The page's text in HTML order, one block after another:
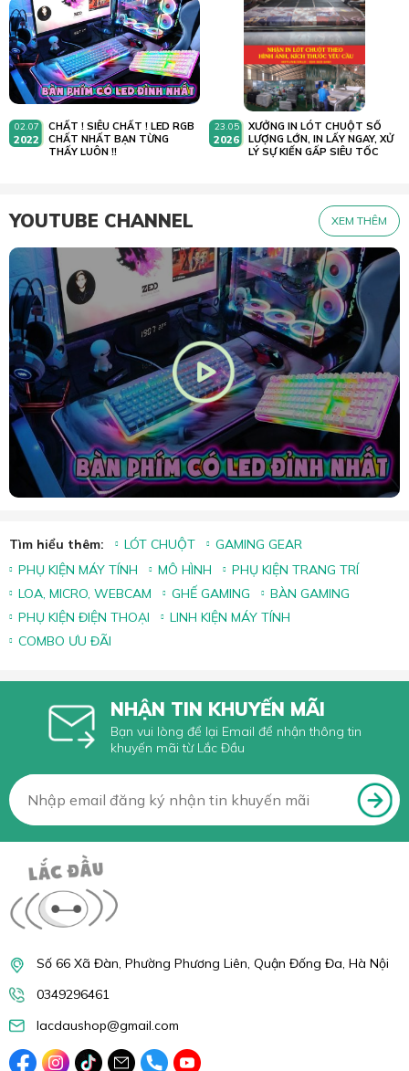
Kích thước sản phẩm
phụ kiện đi kèm để đưa ra lựa chọn hợp lý với nhu cầu sử dụng.
02.07
2022
CHẤT ! SIÊU CHẤT ! LED RGB
CHẤT NHẤT BẠN TỪNG
THẤY LUÔN !!
23.05
2026
XƯỞNG IN LÓT CHUỘT SỐ
LƯỢNG LỚN, IN LẤY NGAY, XỬ
LÝ SỰ KIẾN GẤP SIÊU TỐC
YOUTUBE CHANNEL XEM THÊM
Tìm hiểu thêm: LÓT CHUỘT
GAMING GEAR
PHỤ KIỆN MÁY TÍNH
MÔ HÌNH
PHỤ KIỆN TRANG TRÍ
LOA, MICRO, WEBCAM
GHẾ GAMING
BÀN GAMING
PHỤ KIỆN ĐIỆN THOẠI
LINH KIỆN MÁY TÍNH
COMBO ƯU ĐÃI
NHẬN TIN KHUYẾN MÃI
Bạn vui lòng để lại Email để nhận thông tin
khuyến mãi từ Lắc Đầu
Số 66 Xã Đàn, Phường Phương Liên, Quận Đống Đa, Hà Nội
0349296461
lacdaushop@gmail.com